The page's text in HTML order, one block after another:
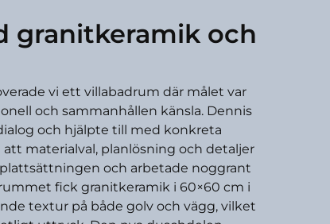
granitkeramik och
vi ett villabadrum där målet var
och sammanhållen känsla. Dennis
och hjälpte till med konkreta
materialval, planlösning och detaljer
och arbetade noggrant
fick granitkeramik i 60×60 cm i
textur på både golv och vägg, vilket